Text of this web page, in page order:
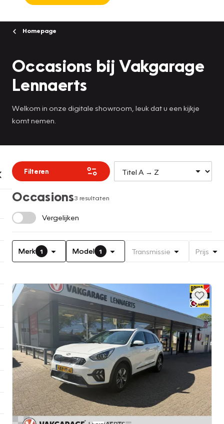
Homepage
Occasions bij Vakgarage
Lennaerts
Welkom in onze digitale showroom, leuk dat u een kijkje
komt nemen.
Filteren
Occasions3 resultaten
Vergelijken
Merk 1 Model 1 Transmissie Prijs